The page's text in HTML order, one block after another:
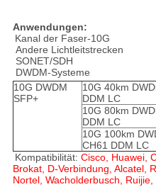
Anwendungen:
Kanal der Faser-10G
Andere Lichtleitstrecken
SONET/SDH
DWDM-Systeme
10G DWDM
SFP+
10G 40km
DDM LC
10G 80km
DDM LC
10G 100km
CH61 DDM LC
Kompatibilität: Cisco, Huawei,
Brokat, D-Verbindung, Alcatel,
Nortel, Wacholderbusch, Ruijie,